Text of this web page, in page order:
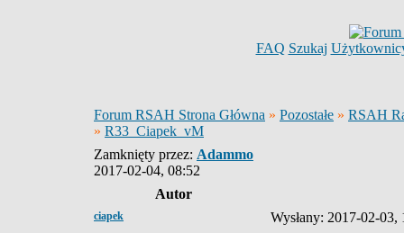
FAQ Szukaj
Forum RSAH Strona Główna » Pozostałe » RSAH
» R33_Ciapek_vM
Zamknięty przez: Adammo
2017-02-04, 08:52
Autor
ciapek Wysłany: 2017-02-